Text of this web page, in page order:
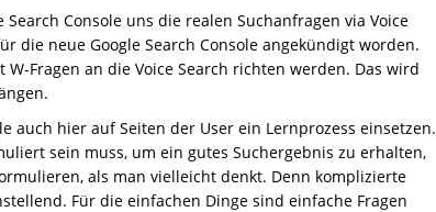
Console uns die realen Suchanfragen via Voice
die neue Google Search Console angekündigt worden.
Fragen an die Voice Search richten werden. Das wird
auch hier auf Seiten der User ein Lernprozess einsetzen.
sein muss, um ein gutes Suchergebnis zu erhalten,
als man vielleicht denkt. Denn komplizierte
Für die einfachen Dinge sind einfache Fragen